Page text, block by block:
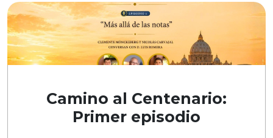
Camino al Centenario:
Primer episodio